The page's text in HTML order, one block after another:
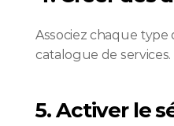
Associez chaque type
catalogue de services.
5. Activer le